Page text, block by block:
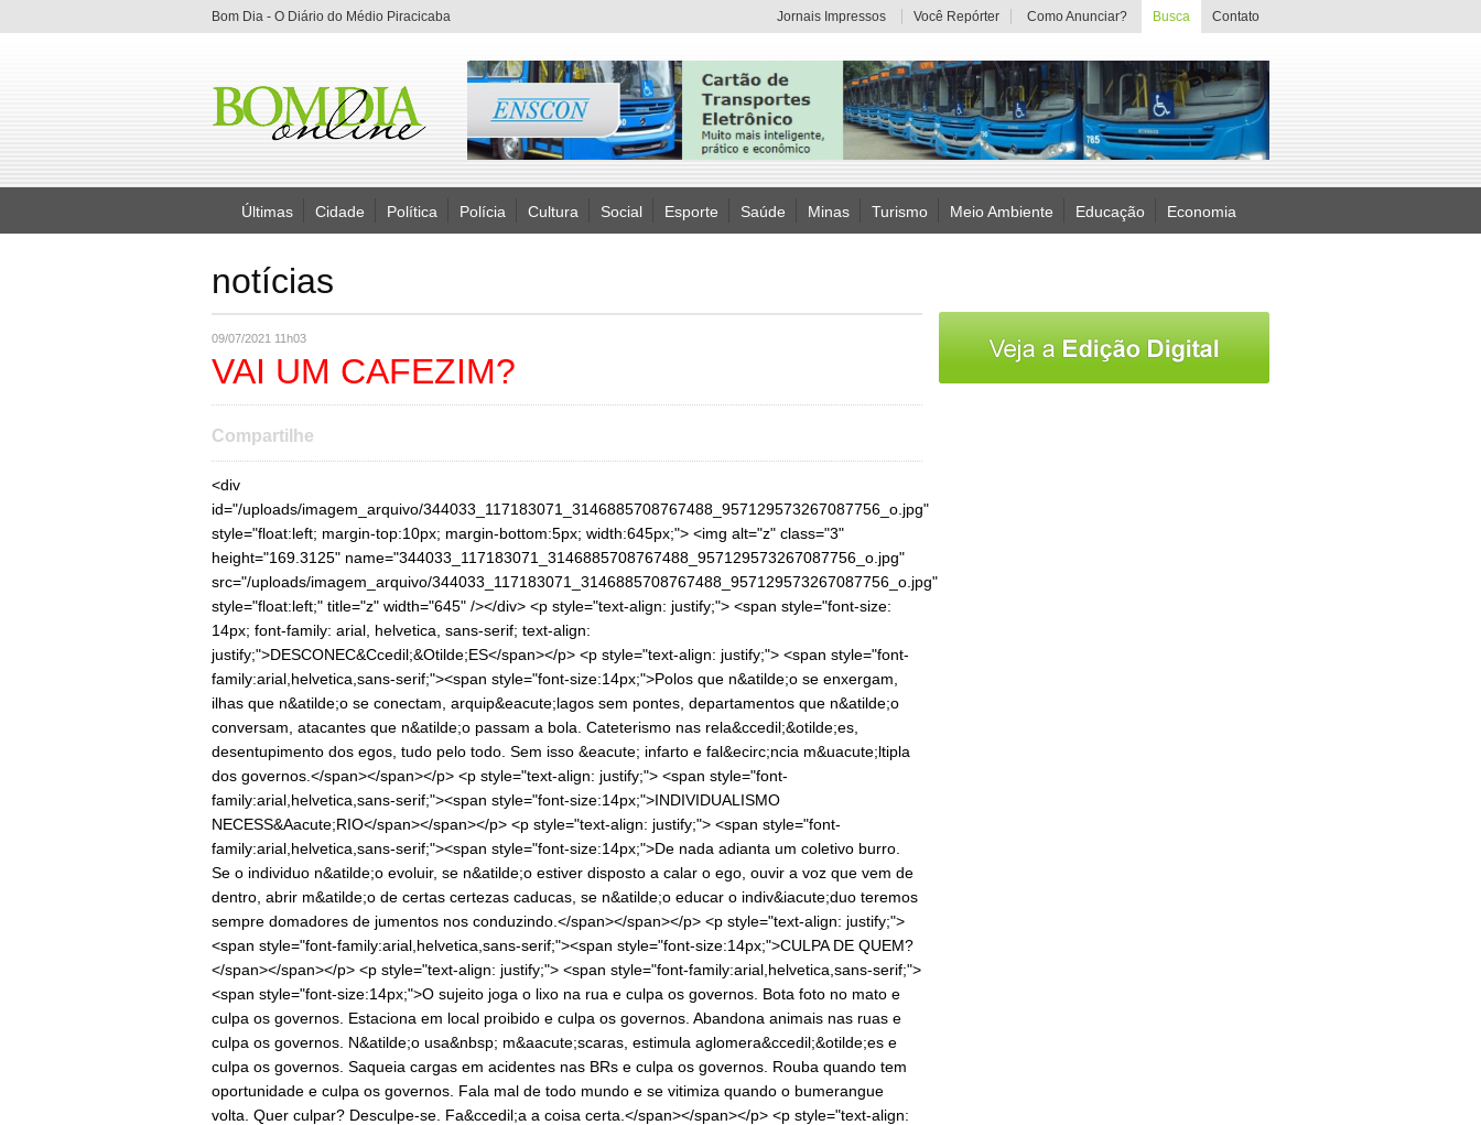
Bom Dia - O Diário do Médio Piracicaba Jornais Impressos Você Repórter Como Anunciar? Busca Contato
Últimas Cidade Política Polícia Cultura Social Esporte Saúde Minas Turismo Meio Ambiente Educação Economia
notícias
09/07/2021 11h03
VAI UM CAFEZIM?
Compartilhe
<div
id="/uploads/imagem_arquivo/344033_117183071_3146885708767488_957129573267087756_o.jpg"
style="float:left; margin-top:10px; margin-bottom:5px; width:645px;"> <img alt="z" class="3"
height="169.3125" name="344033_117183071_3146885708767488_957129573267087756_o.jpg"
src="/uploads/imagem_arquivo/344033_117183071_3146885708767488_957129573267087756_o.jpg"
style="float:left;" title="z" width="645" /></div> <p style="text-align: justify;"> <span style="font-size:
14px; font-family: arial, helvetica, sans-serif; text-align:
justify;">DESCONEC&Ccedil;&Otilde;ES</span></p> <p style="text-align: justify;"> <span style="font-
family:arial,helvetica,sans-serif;"><span style="font-size:14px;">Polos que n&atilde;o se enxergam,
ilhas que n&atilde;o se conectam, arquip&eacute;lagos sem pontes, departamentos que n&atilde;o
conversam, atacantes que n&atilde;o passam a bola. Cateterismo nas rela&ccedil;&otilde;es,
desentupimento dos egos, tudo pelo todo. Sem isso &eacute; infarto e fal&ecirc;ncia m&uacute;ltipla
dos governos.</span></span></p> <p style="text-align: justify;"> <span style="font-
family:arial,helvetica,sans-serif;"><span style="font-size:14px;">INDIVIDUALISMO
NECESS&Aacute;RIO</span></span></p> <p style="text-align: justify;"> <span style="font-
family:arial,helvetica,sans-serif;"><span style="font-size:14px;">De nada adianta um coletivo burro.
Se o individuo n&atilde;o evoluir, se n&atilde;o estiver disposto a calar o ego, ouvir a voz que vem de
dentro, abrir m&atilde;o de certas certezas caducas, se n&atilde;o educar o indiv&iacute;duo teremos
sempre domadores de jumentos nos conduzindo.</span></span></p> <p style="text-align: justify;">
<span style="font-family:arial,helvetica,sans-serif;"><span style="font-size:14px;">CULPA DE QUEM?
</span></span></p> <p style="text-align: justify;"> <span style="font-family:arial,helvetica,sans-serif;">
<span style="font-size:14px;">O sujeito joga o lixo na rua e culpa os governos. Bota foto no mato e
culpa os governos. Estaciona em local proibido e culpa os governos. Abandona animais nas ruas e
culpa os governos. N&atilde;o usa&nbsp; m&aacute;scaras, estimula aglomera&ccedil;&otilde;es e
culpa os governos. Saqueia cargas em acidentes nas BRs e culpa os governos. Rouba quando tem
oportunidade e culpa os governos. Fala mal de todo mundo e se vitimiza quando o bumerangue
volta. Quer culpar? Desculpe-se. Fa&ccedil;a a coisa certa.</span></span></p> <p style="text-align: